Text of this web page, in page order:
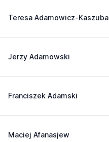
Teresa Adamowicz-Kaszuba
Jerzy Adamowski
Franciszek Adamski
Maciej Afanasjew